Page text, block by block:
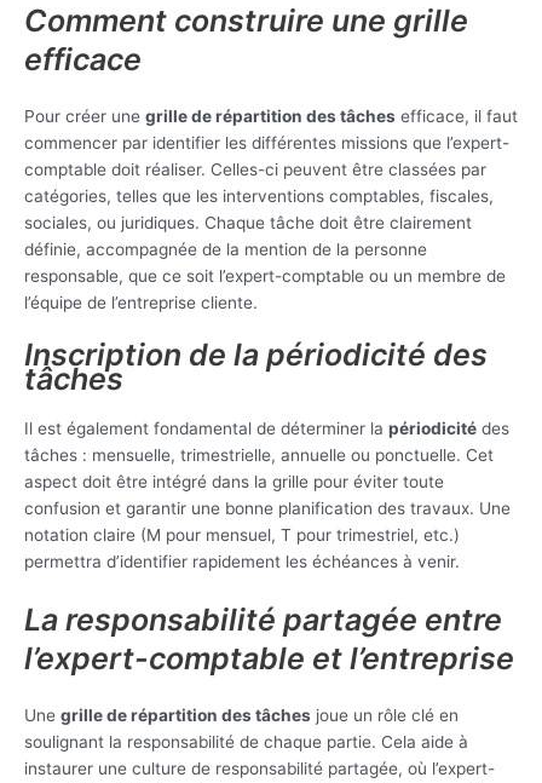
Comment construire une grille
efficace
Pour créer une grille de répartition des tâches efficace, il faut
commencer par identifier les différentes missions que l’expert-
comptable doit réaliser. Celles-ci peuvent être classées par
catégories, telles que les interventions comptables, fiscales,
sociales, ou juridiques. Chaque tâche doit être clairement
définie, accompagnée de la mention de la personne
responsable, que ce soit l’expert-comptable ou un membre de
l’équipe de l’entreprise cliente.
Inscription de la périodicité des
tâches
Il est également fondamental de déterminer la périodicité des
tâches : mensuelle, trimestrielle, annuelle ou ponctuelle. Cet
aspect doit être intégré dans la grille pour éviter toute
confusion et garantir une bonne planification des travaux. Une
notation claire (M pour mensuel, T pour trimestriel, etc.)
permettra d’identifier rapidement les échéances à venir.
La responsabilité partagée entre
l’expert-comptable et l’entreprise
Une grille de répartition des tâches joue un rôle clé en
soulignant la responsabilité de chaque partie. Cela aide à
instaurer une culture de responsabilité partagée, où l’expert-